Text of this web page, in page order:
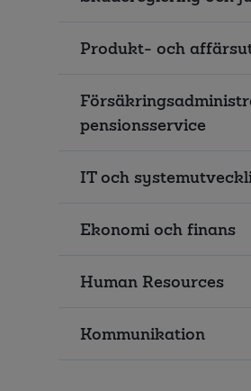
Produkt- och
pensionsservice
IT och
Ekonomi och finans
Human Resources
Kommunikation